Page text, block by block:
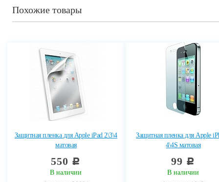
Похожие товары
Защитная пленка для Apple iPad 2\3\4
матовая
550 c
В наличии
Защитная пленка для Apple
4\4S матовая
99 c
В наличии